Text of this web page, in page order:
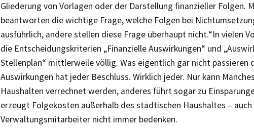
Gliederung von Vorlagen oder der Darstellung finanzieller Folgen.
beantworten die wichtige Frage, welche Folgen bei
ausführlich, andere stellen diese Frage überhaupt nicht.“In vielen
die Entscheidungskriterien „Finanzielle Auswirkungen“ und
Stellenplan“ mittlerweile völlig. Was eigentlich gar nicht passieren
Auswirkungen hat jeder Beschluss. Wirklich jeder. Nur kann
Haushalten verrechnet werden, anderes führt sogar zu
erzeugt Folgekosten außerhalb des städtischen Haushaltes –
Verwaltungsmitarbeiter nicht immer bedenken.